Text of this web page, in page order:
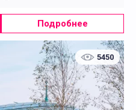
Подробнее
5450